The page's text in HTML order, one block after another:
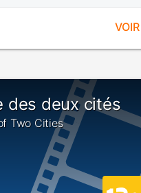
des deux cités
Two Cities